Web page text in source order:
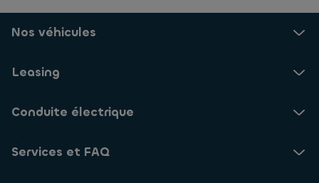
Nos véhicules
Leasing
Conduite électrique
Services et FAQ